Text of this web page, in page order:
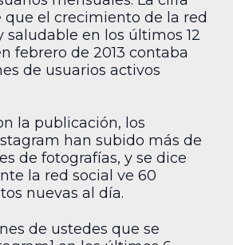
que el crecimiento de la red
saludable en los últimos 12
febrero de 2013 contaba
de usuarios activos
la publicación, los
han subido más de
de fotografías, y se dice
la red social ve 60
nuevas al día.
de ustedes que se